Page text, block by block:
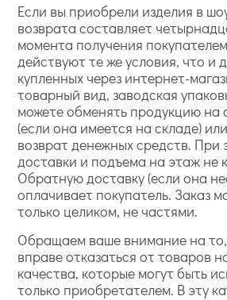
Если вы приобрели изделия в
возврата составляет
момента получения
действуют те же условия, что и
купленных через интернет-
товарный вид, заводская
можете обменять продукцию на
(если она имеется на складе)
возврат денежных средств. При
доставки и подъема на этаж не
Обратную доставку (если она
оплачивает покупатель. Заказ
только целиком, не частями.
Обращаем ваше внимание на
вправе отказаться от товаров
качества, которые могут быть
только приобретателем. В эту